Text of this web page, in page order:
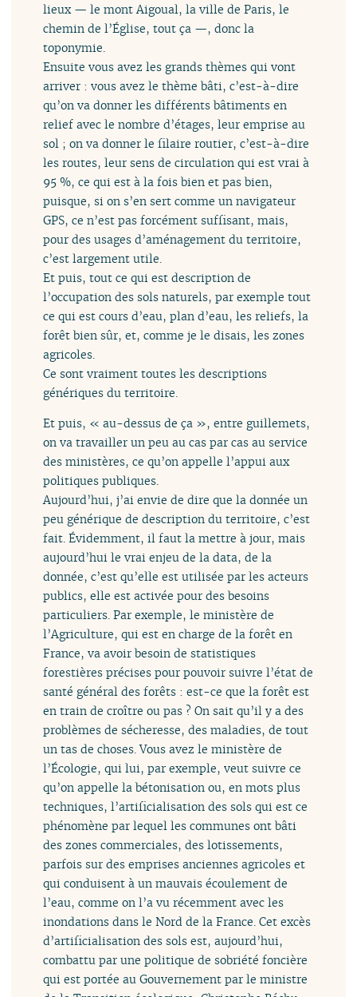
lieux — le mont Aigoual, la ville de Paris, le
chemin de l’Église, tout ça —, donc la
toponymie.
Ensuite vous avez les grands thèmes qui vont
arriver : vous avez le thème bâti, c’est-à-dire
qu’on va donner les différents bâtiments en
relief avec le nombre d’étages, leur emprise au
sol ; on va donner le filaire routier, c’est-à-dire
les routes, leur sens de circulation qui est vrai à
95 %, ce qui est à la fois bien et pas bien,
puisque, si on s’en sert comme un navigateur
GPS, ce n’est pas forcément suffisant, mais,
pour des usages d’aménagement du territoire,
c’est largement utile.
Et puis, tout ce qui est description de
l’occupation des sols naturels, par exemple tout
ce qui est cours d’eau, plan d’eau, les reliefs, la
forêt bien sûr, et, comme je le disais, les zones
agricoles.
Ce sont vraiment toutes les descriptions
génériques du territoire.
Et puis, « au-dessus de ça », entre guillemets,
on va travailler un peu au cas par cas au service
des ministères, ce qu’on appelle l’appui aux
politiques publiques.
Aujourd’hui, j’ai envie de dire que la donnée un
peu générique de description du territoire, c’est
fait. Évidemment, il faut la mettre à jour, mais
aujourd’hui le vrai enjeu de la data, de la
donnée, c’est qu’elle est utilisée par les acteurs
publics, elle est activée pour des besoins
particuliers. Par exemple, le ministère de
l’Agriculture, qui est en charge de la forêt en
France, va avoir besoin de statistiques
forestières précises pour pouvoir suivre l’état de
santé général des forêts : est-ce que la forêt est
en train de croître ou pas ? On sait qu’il y a des
problèmes de sécheresse, des maladies, de tout
un tas de choses. Vous avez le ministère de
l’Écologie, qui lui, par exemple, veut suivre ce
qu’on appelle la bétonisation ou, en mots plus
techniques, l’artificialisation des sols qui est ce
phénomène par lequel les communes ont bâti
des zones commerciales, des lotissements,
parfois sur des emprises anciennes agricoles et
qui conduisent à un mauvais écoulement de
l’eau, comme on l’a vu récemment avec les
inondations dans le Nord de la France. Cet excès
d’artificialisation des sols est, aujourd’hui,
combattu par une politique de sobriété foncière
qui est portée au Gouvernement par le ministre